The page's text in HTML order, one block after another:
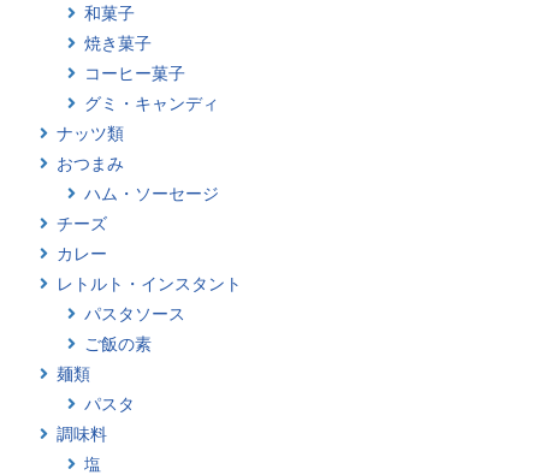
和菓子
焼き菓子
コーヒー菓子
グミ・キャンディ
ナッツ類
おつまみ
ハム・ソーセージ
チーズ
カレー
レトルト・インスタント
パスタソース
ご飯の素
麺類
パスタ
調味料
塩